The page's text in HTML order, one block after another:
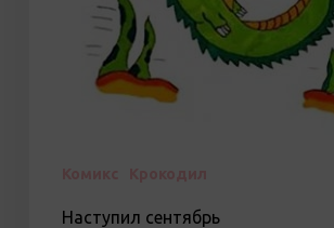
Наступил сентябрь